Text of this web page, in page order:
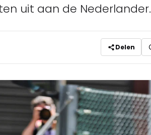
uit aan de Nederlander.
Delen